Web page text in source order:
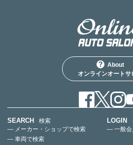
About
オンラインオートサ
SEARCH
検索
— メーカー・ショップで検索
— 車両で検索
LOGIN
— 一般会